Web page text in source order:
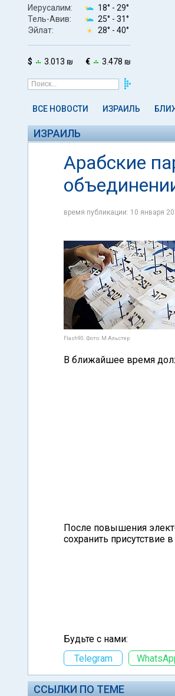
Иерусалим: 18° - 29°
Тель-Авив:
25° - 31°
Эйлат:
28° - 40°
$ 3.013 ₪ € 3.478 ₪
ВСЕ НОВОСТИ ИЗРАИЛЬ
ИЗРАИЛЬ
Арабские
время публикации: 10 января
Flash90. Фото: М.Альстер
В ближайшее время
После повышения
сохранить присутствие
Будьте с нами:
Telegram
ССЫЛКИ ПО ТЕМЕ